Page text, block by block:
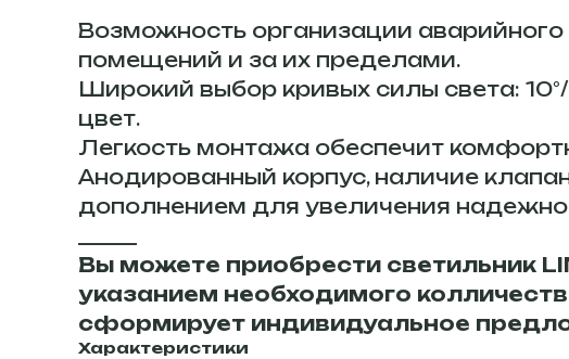
Возможность организации
помещений и за их пределами.
Широкий выбор кривых силы света:
цвет.
Легкость монтажа обеспечит
Анодированный корпус, наличие
дополнением для увеличения
Вы можете приобрести светильник
указанием необходимого
сформирует индивидуальное
Характеристики